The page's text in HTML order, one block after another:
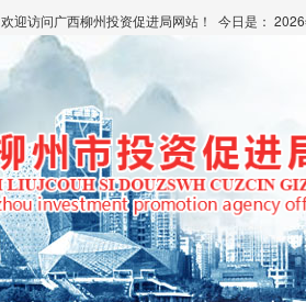
欢迎访问广西柳州投资促进局网站！ 今日是：